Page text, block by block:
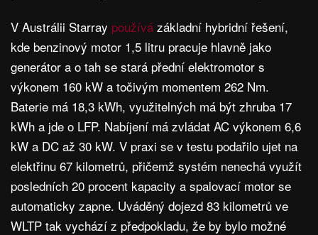
V Austrálii Starray používá základní hybridní řešení,
kde benzinový motor 1,5 litru pracuje hlavně jako
generátor a o tah se stará přední elektromotor s
výkonem 160 kW a točivým momentem 262 Nm.
Baterie má 18,3 kWh, využitelných má být zhruba 17
kWh a jde o LFP. Nabíjení má zvládat AC výkonem 6,6
kW a DC až 30 kW. V praxi se v testu podařilo ujet na
elektřinu 67 kilometrů, přičemž systém nenechá využít
posledních 20 procent kapacity a spalovací motor se
automaticky zapne. Uváděný dojezd 83 kilometrů ve
WLTP tak vychází z předpokladu, že by bylo možné